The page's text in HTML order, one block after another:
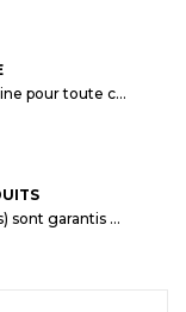
Livraison gratuite en France métropolitaine pour toute commande supérieure à 29,90€.
Tous vos matériels (hors consommables) sont garantis 3 mois à partir de la date d'achat